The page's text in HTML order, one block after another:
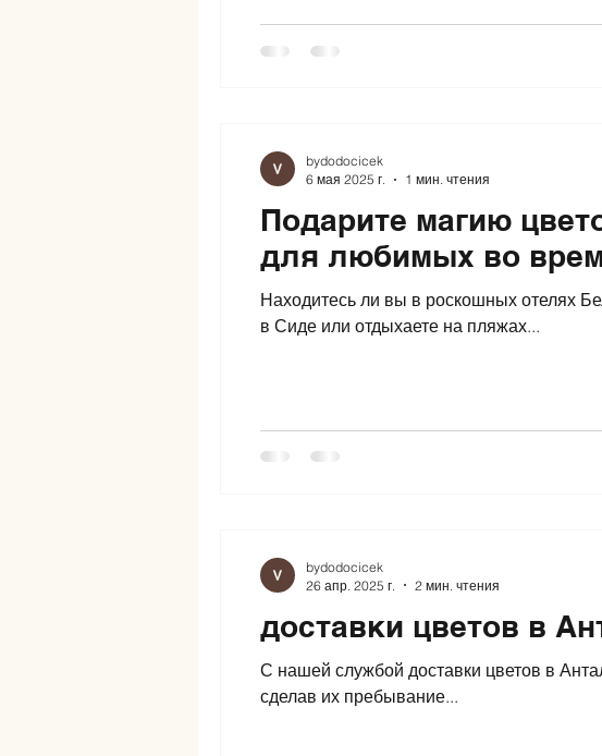
Подарите магию
для любимых во
Находитесь ли вы в роскошных отелях
в Сиде или отдыхаете на пляжах...
bydodocicek
6 мая 2025 г.
1 мин. чтения
доставки цветов в
С нашей службой доставки цветов в Анталии вы можете удивить своих близких свежими и элегантными
сделав их пребывание...
bydodocicek
26 апр. 2025 г.
2 мин. чтения